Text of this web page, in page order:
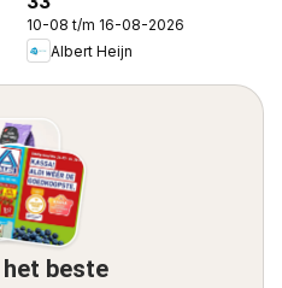
10-08 t/m 16-08-2026
Albert Heijn
beste